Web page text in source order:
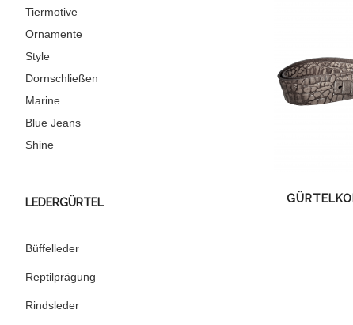
Tiermotive
Ornamente
Style
Dornschließen
Marine
Blue Jeans
Shine
LEDERGÜRTEL
Büffelleder
Reptilprägung
Rindsleder